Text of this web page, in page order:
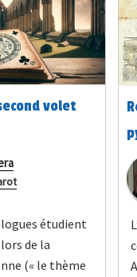
volet
étudient
de la
(« le thème